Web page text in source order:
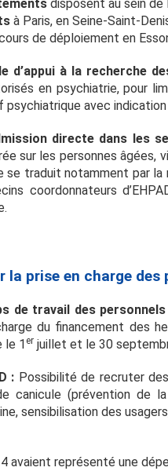
disposent au sein de
à Paris, en Seine-Saint-
de déploiement en
d’appui à la recherche
en psychiatrie, pour
avec indication
directe dans les
sur les personnes
se traduit notamment par la
coordonnateurs
la prise en charge
de travail des
du financement des
le 1 er juillet et le 30
: Possibilité de recruter
canicule (prévention de
sensibilisation des
avaient représenté une